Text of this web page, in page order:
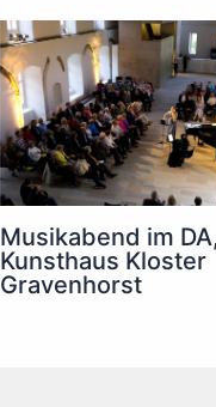
Musikabend im
Kunsthaus Kloster
Gravenhorst